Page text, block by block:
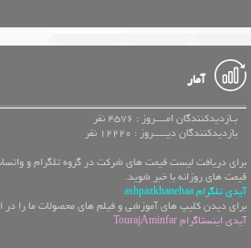
آمار
بـازدیدکنندگان امــــروز : 4576 نفر
بازدیدکنندگان دیـــــروز : 12220 نفر
برای دریافت لیست قیمت های شرکت در گروه تلگرام و
قیمت های روزانه با خبر شوید.
آیدی تلگرام ashpazkhanehaa
برای دیدن کلیپ های آموزشی و فیلم های محصولات ما را در
آیدی اینستاگرام TourajAminfar